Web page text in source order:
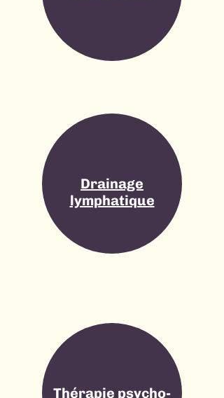
Drainage
lymphatique
Thérapie psycho-